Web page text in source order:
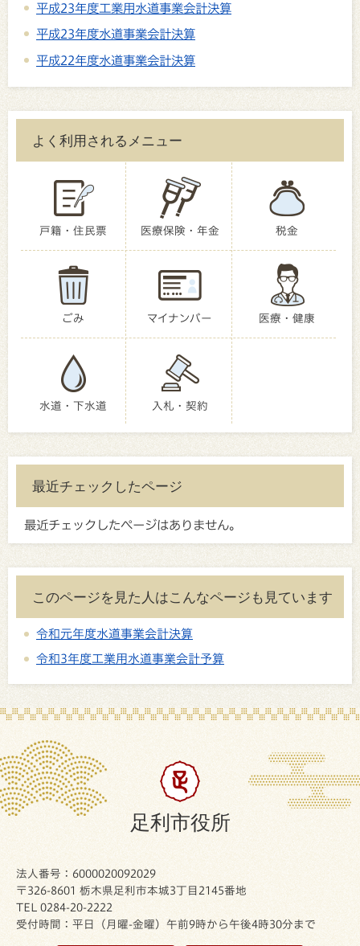
平成23年度工業用水道事業会計決算
平成23年度水道事業会計決算
平成22年度水道事業会計決算
よく利用されるメニュー
戸籍・住民票 医療保険・年金 税金
ごみ マイナンバー 医療・健康
水道・下水道 入札・契約
最近チェックしたページ
最近チェックしたページはありません。
このページを見た人はこんなページも見ています
令和元年度水道事業会計決算
令和3年度工業用水道事業会計予算
足利市役所
法人番号：6000020092029
〒326-8601 栃木県足利市本城3丁目2145番地
TEL 0284-20-2222
受付時間：平日（月曜-金曜）午前9時から午後4時30分まで